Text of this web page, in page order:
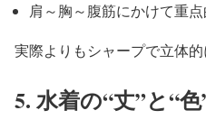
肩～胸～腹筋にかけて重点
実際よりもシャープで立体的
5. 水着の“丈”と“